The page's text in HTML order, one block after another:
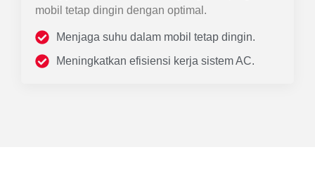
mobil tetap dingin dengan optimal.
Menjaga suhu dalam mobil tetap dingin.
Meningkatkan efisiensi kerja sistem AC.